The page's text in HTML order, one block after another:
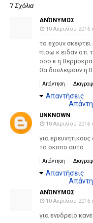
7 Σχόλια
ΑΝΏΝΥΜΟΣ
10 Απριλίου 2016
το εχουν σκεφτει
πισω κ ειδαν οτι
οσο κ η
θα δουλεψουν η
Απάντηση
Απαντήσεις
UNKNOWN
10 Απριλίου 2016
για
το σκοπο αυτο
Απάντηση
Απαντήσεις
ΑΝΏΝΥΜΟΣ
10 Απριλίου 2016
για ενυδρειο